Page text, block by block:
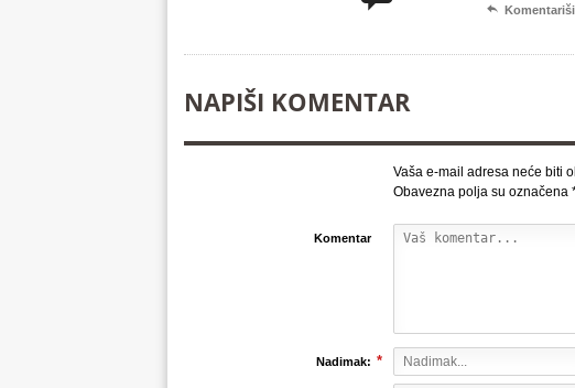
 Komentariši
NAPIŠI KOMENTAR
Vaša e-mail adresa neće biti
Obavezna polja su označena
Komentar
Nadimak: *